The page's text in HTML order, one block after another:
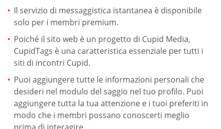
Il servizio di messaggistica istantanea è disponibile
solo per i membri premium.
Poiché il sito web è un progetto di Cupid Media,
CupidTags è una caratteristica essenziale per tutti i
siti di incontri Cupid.
Puoi aggiungere tutte le informazioni personali che
desideri nel modulo del saggio nel tuo profilo. Puoi
aggiungere tutta la tua attenzione e i tuoi preferiti in
modo che i membri possano conoscerti meglio
prima di interagire.